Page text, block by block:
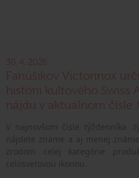
30. 4. 2026
Fanúšikov Victorinox
histórii kultového Swiss
nájdu v aktuálnom čísle